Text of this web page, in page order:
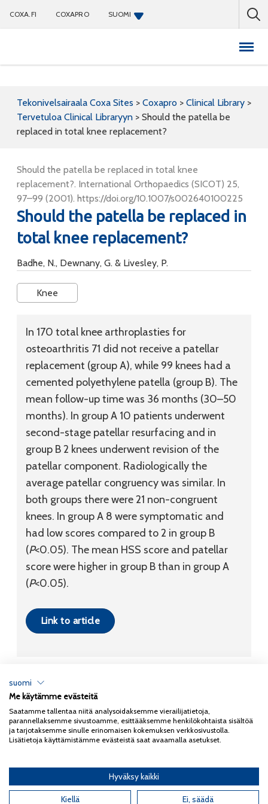
COXA.FI COXAPRO SUOMI
Tekonivelsairaala Coxa Sites > Coxapro > Clinical Library >
Tervetuloa Clinical Libraryyn > Should the patella be
replaced in total knee replacement?
Should the patella be replaced in total knee
replacement?. International Orthopaedics (SICOT) 25,
97–99 (2001). https://doi.org/10.1007/s002640100225
Should the patella be replaced in
total knee replacement?
Badhe, N., Dewnany, G. & Livesley, P.
Knee
In 170 total knee arthroplasties for
osteoarthritis 71 did not receive a patellar
replacement (group A), while 99 knees had a
cemented polyethylene patella (group B). The
mean follow-up time was 36 months (30–50
months). In group A 10 patients underwent
second-stage patellar resurfacing and in
group B 2 knees underwent revision of the
patellar component. Radiologically the
average patellar congruency was similar. In
both groups there were 21 non-congruent
knees. In group A 8 were symptomatic and
had low scores compared to 2 in group B
(P<0.05). The mean HSS score and patellar
score were higher in group B than in group A
(P<0.05).
Link to article
Copyright 2026Coxa
Tietosuojaseloste
English(Englanti)
suomi
Me käytämme evästeitä
Saatamme tallentaa niitä analysoidaksemme vierailijatietoja,
parannellaksemme sivustoamme, esittääksemme henkilökohtaista sisältöä
ja tarjotaksemme sinulle erinomaisen kokemuksen verkkosivustolla.
Lisätietoja käyttämistämme evästeistä saat avaamalla asetukset.
Hyväksy kaikki
Kiellä Ei, säädä